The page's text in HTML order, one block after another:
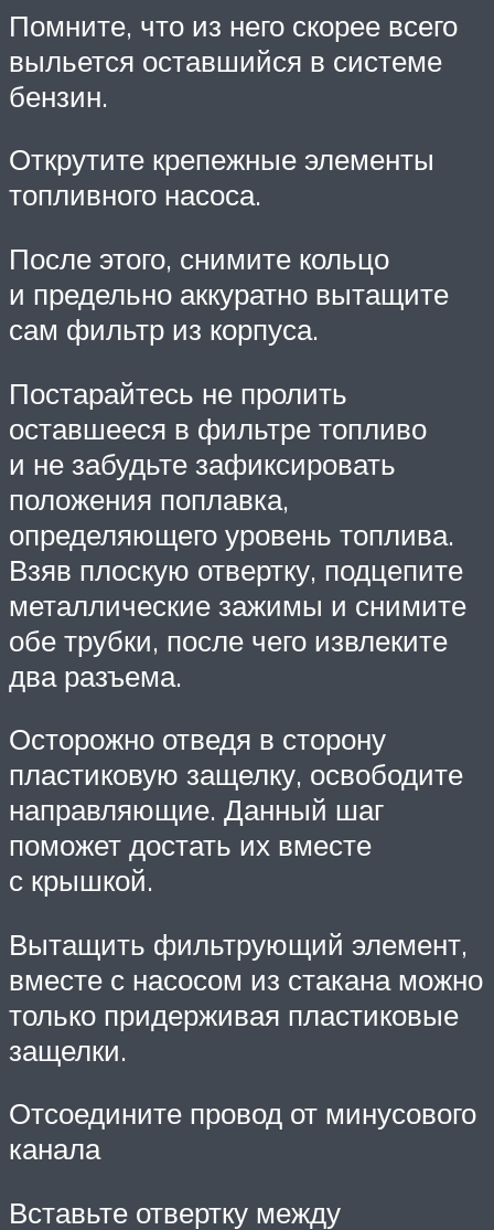
Помните, что из него скорее всего
выльется оставшийся в системе
бензин.
Открутите крепежные элементы
топливного насоса.
После этого, снимите кольцо
и предельно аккуратно вытащите
сам фильтр из корпуса.
Постарайтесь не пролить
оставшееся в фильтре топливо
и не забудьте зафиксировать
положения поплавка,
определяющего уровень топлива.
Взяв плоскую отвертку, подцепите
металлические зажимы и снимите
обе трубки, после чего извлеките
два разъема.
Осторожно отведя в сторону
пластиковую защелку, освободите
направляющие. Данный шаг
поможет достать их вместе
с крышкой.
Вытащить фильтрующий элемент,
вместе с насосом из стакана можно
только придерживая пластиковые
защелки.
Отсоедините провод от минусового
канала
Вставьте отвертку между